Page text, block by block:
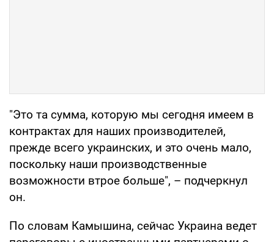
"Это та сумма, которую мы сегодня имеем в
контрактах для наших производителей,
прежде всего украинских, и это очень мало,
поскольку наши производственные
возможности втрое больше", – подчеркнул
он.
По словам Камышина, сейчас Украина ведет